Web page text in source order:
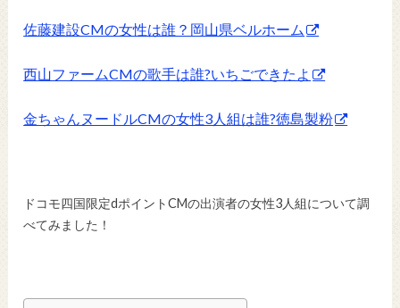
佐藤建設CMの女性は誰？岡山県ベルホーム
西山ファームCMの歌手は誰?いちごできたよ
金ちゃんヌードルCMの女性3人組は誰?徳島製粉
ドコモ四国限定dポイントCMの出演者の女性3人組について調
べてみました！